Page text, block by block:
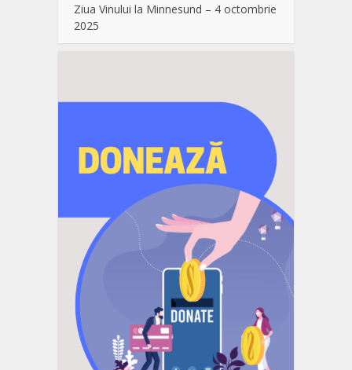
Ziua Vinului la Minnesund – 4 octombrie
2025